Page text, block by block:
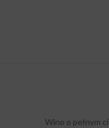
Wino o pełnym